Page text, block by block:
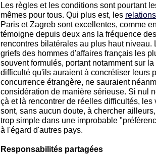
Les règles et les conditions sont pourtant
mêmes pour tous. Qui plus est, les relations
Paris et Zagreb sont excellentes, comme
témoigne depuis deux ans la fréquence des
rencontres bilatérales au plus haut niveau.
griefs des hommes d'affaires français les
souvent formulés, portant notamment sur la
difficulté qu'ils auraient à concrétiser leurs
concurrence étrangère, ne sauraient
considération de manière sérieuse. Si nul
çà et là rencontrer de réelles difficultés,
sont, sans aucun doute, à chercher
trop simple dans une improbable
à l'égard d'autres pays.
Responsabilités partagées